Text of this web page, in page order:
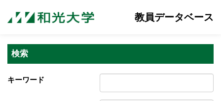
教員データベース
検索
キーワード